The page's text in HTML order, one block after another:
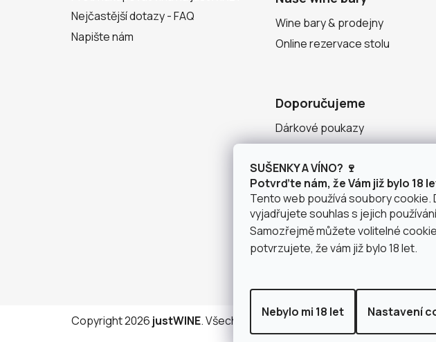
SUŠENKY A VÍNO? 🍷
Potvrďte nám, že Vám již bylo 18
Tento web používá soubory
vyjadřujete souhlas s jejich
Samozřejmě můžete volitelné
potvrzujete, že vám již bylo 18 let.
Nebylo mi 18 let Nastavení
Nejčastější dotazy - FAQ
Napište nám
Wine bary & prodejny
Online rezervace stolu
Doporučujeme
Dárkové poukazy
Degustace v justWINE
Seznam vinařství
Copyright 2026 justWINE. Všechna práva vyhrazena.Upravit nastavení